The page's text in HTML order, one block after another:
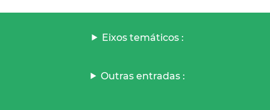
Eixos temáticos :
Outras entradas :